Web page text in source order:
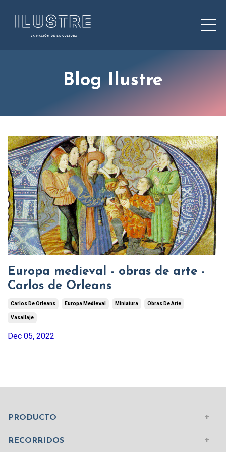
Blog Ilustre
Europa medieval - obras de arte -
Carlos de Orleans
Carlos De Orleans Europa Medieval Miniatura Obras De Arte
Vasallaje
Dec 05, 2022
PRODUCTO
Iniciar sesión
Comprar suscripción
Contenidos
RECORRIDOS
Mundo Islámico
Civilizaciones de la Antigüedad
Ciudades del Mundo